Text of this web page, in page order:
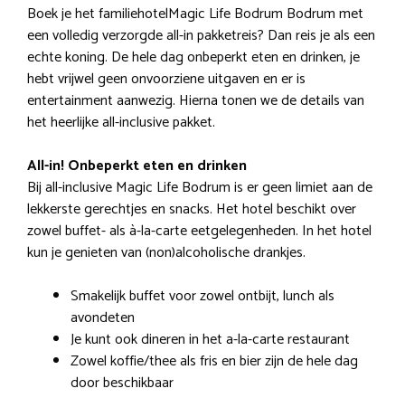
Boek je het familiehotelMagic Life Bodrum Bodrum met
een volledig verzorgde all-in pakketreis? Dan reis je als een
echte koning. De hele dag onbeperkt eten en drinken, je
hebt vrijwel geen onvoorziene uitgaven en er is
entertainment aanwezig. Hierna tonen we de details van
het heerlijke all-inclusive pakket.
All-in! Onbeperkt eten en drinken
Bij all-inclusive Magic Life Bodrum is er geen limiet aan de
lekkerste gerechtjes en snacks. Het hotel beschikt over
zowel buffet- als à-la-carte eetgelegenheden. In het hotel
kun je genieten van (non)alcoholische drankjes.
Smakelijk buffet voor zowel ontbijt, lunch als
avondeten
Je kunt ook dineren in het a-la-carte restaurant
Zowel koffie/thee als fris en bier zijn de hele dag
door beschikbaar